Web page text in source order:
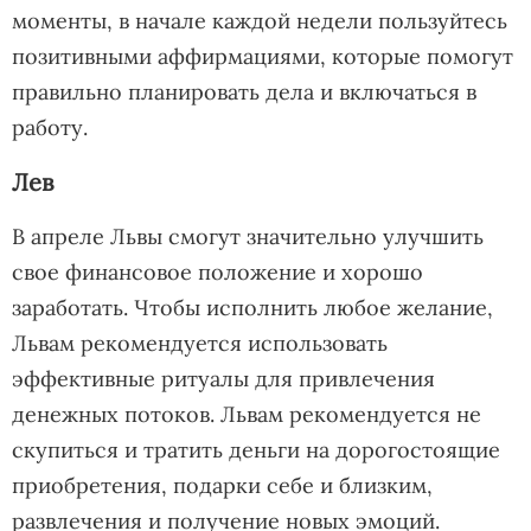
моменты, в начале каждой недели пользуйтесь
позитивными аффирмациями, которые помогут
правильно планировать дела и включаться в
работу.
Лев
В апреле Львы смогут значительно улучшить
свое финансовое положение и хорошо
заработать. Чтобы исполнить любое желание,
Львам рекомендуется использовать
эффективные ритуалы для привлечения
денежных потоков. Львам рекомендуется не
скупиться и тратить деньги на дорогостоящие
приобретения, подарки себе и близким,
развлечения и получение новых эмоций.